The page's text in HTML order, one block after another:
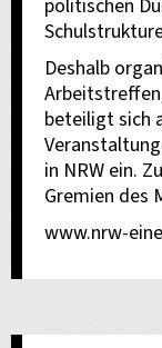
politischen
Deshalb
beteiligt sich
in NRW ein.
Gremien des
www.nrw-